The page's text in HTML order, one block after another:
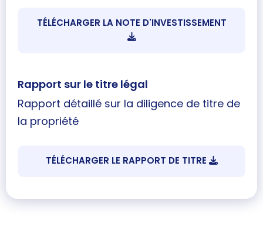
TÉLÉCHARGER LA NOTE D'INVESTISSEMENT
Rapport sur le titre légal
Rapport détaillé sur la diligence de titre de
la propriété
TÉLÉCHARGER LE RAPPORT DE TITRE